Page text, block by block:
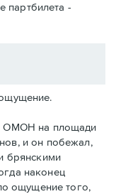
-
ОМОН на площади
и он побежал,
брянскими
наконец
ощущение того,